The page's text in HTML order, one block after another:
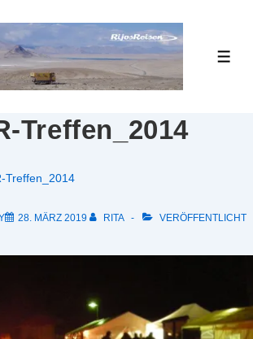
Treffen_2014
Treffen_2014
28. MÄRZ 2019 RITA
VERÖFFENTLICHT